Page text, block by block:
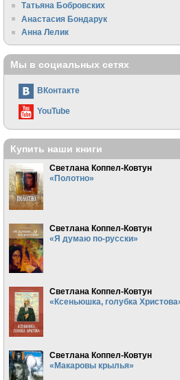
Татьяна Бобровских
Анастасия Бондарук
Анна Лелик
Мы в социальных сетях
ВКонтакте
YouTube
Купить наши книги
Светлана Коппел-Ковтун
«Полотно»
Светлана Коппел-Ковтун
«Я думаю по-русски»
Светлана Коппел-Ковтун
«Ксеньюшка, голубка
Светлана Коппел-Ковтун
«Макаровы крылья»